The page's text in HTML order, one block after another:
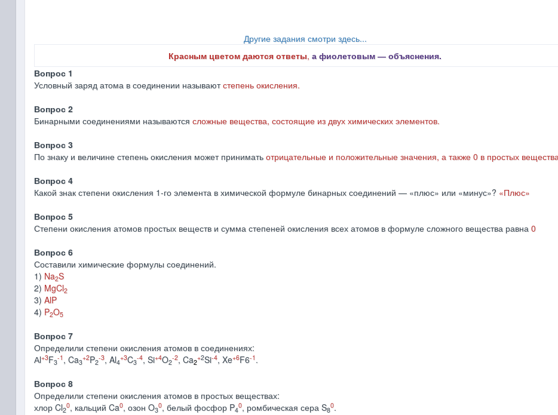
Другие задания смотри здесь...
Красным цветом даются ответы, а фиолетовым ― объяснения.
Вопрос 1
Условный заряд атома в соединении называютстепень окисления.
Вопрос 2
Бинарными соединениями называются сложные вещества, состоящие из двух химических элементов.
Вопрос 3
По знаку и величине степень окисления может принимать отрицательные и положительные значения, а также 0 в простых
Вопрос 4
Какой знак степени окисления 1-го элемента в химической формуле бинарных соединений — «плюс» или «минус»? «Плюс»
Вопрос 5
Степени окисления атомов простых веществ и сумма степеней окисления всех атомов в формуле сложного вещества равна 0
Вопрос 6
Составили химические формулы соединений.
1) Na2S
2) MgCl2
3) AlP
4) P2O5
Вопрос 7
Определили степени окисления атомов в соединениях:
Аl+3F3
-1 , Ca3
+2P2
-3, Al4
+3C3
-4, Si+4O2
-2, Ca2
+2Si-4, Xe+6F6-1 .
Вопрос 8
Определили степени окисления атомов в простых веществах:
хлор Cl2
0, кальций Ca0, озон O3
0, белый фосфор P4
0, ромбическая сера S8
0.